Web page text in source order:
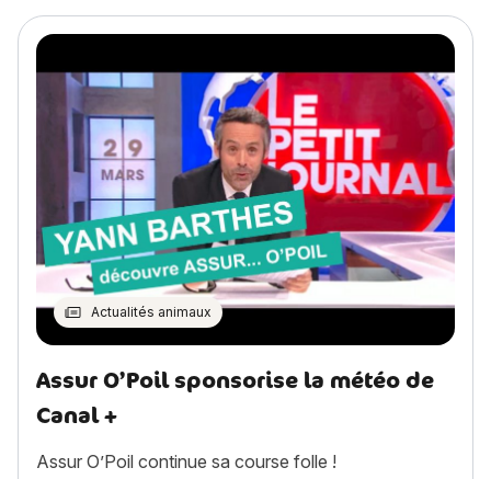
Actualités animaux
Assur O’Poil sponsorise la météo de
Canal +
Assur O’Poil continue sa course folle !